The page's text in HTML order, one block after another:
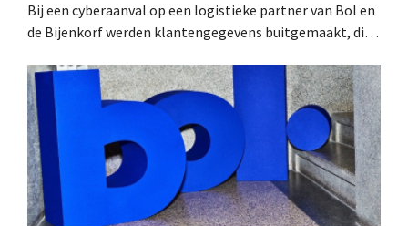
Bij een cyberaanval op een logistieke partner van Bol en
de Bijenkorf werden klantengegevens buitgemaakt, die
De retailers roepen klanten op alert te zijn voor
phishing.